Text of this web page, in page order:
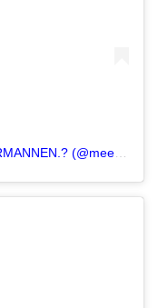
Een bericht gedeeld door MEERVOORMANNEN.? (@meervoormannen)